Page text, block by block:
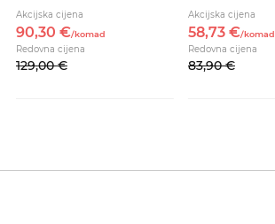
Akcijska cijena
90,30 €/komad
Redovna cijena
129,00 €
Akcijska cijena
58,73 €/komad
Redovna cijena
83,90 €